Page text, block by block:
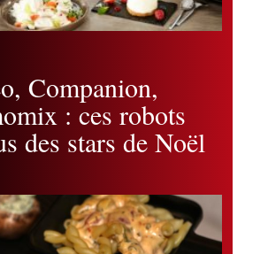
Companion,
: ces robots
des stars de Noël